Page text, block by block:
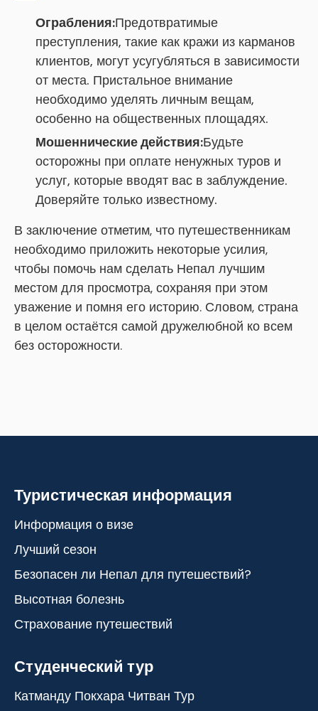
Ограбления:Предотвратимые
преступления, такие как кражи из карманов
клиентов, могут усугубляться в зависимости
от места. Пристальное внимание
необходимо уделять личным вещам,
особенно на общественных площадях.
Мошеннические действия:Будьте
осторожны при оплате ненужных туров и
услуг, которые вводят вас в заблуждение.
Доверяйте только известному.
В заключение отметим, что путешественникам
необходимо приложить некоторые усилия,
чтобы помочь нам сделать Непал лучшим
местом для просмотра, сохраняя при этом
уважение и помня его историю. Словом, страна
в целом остаётся самой дружелюбной ко всем
без осторожности.
Туристическая информация
Информация о визе
Лучший сезон
Безопасен ли Непал для путешествий?
Высотная болезнь
Страхование путешествий
Студенческий тур
Катманду Покхара Читван Тур